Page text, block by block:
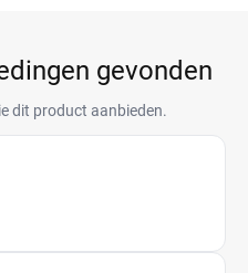
gevonden
dit product aanbieden.